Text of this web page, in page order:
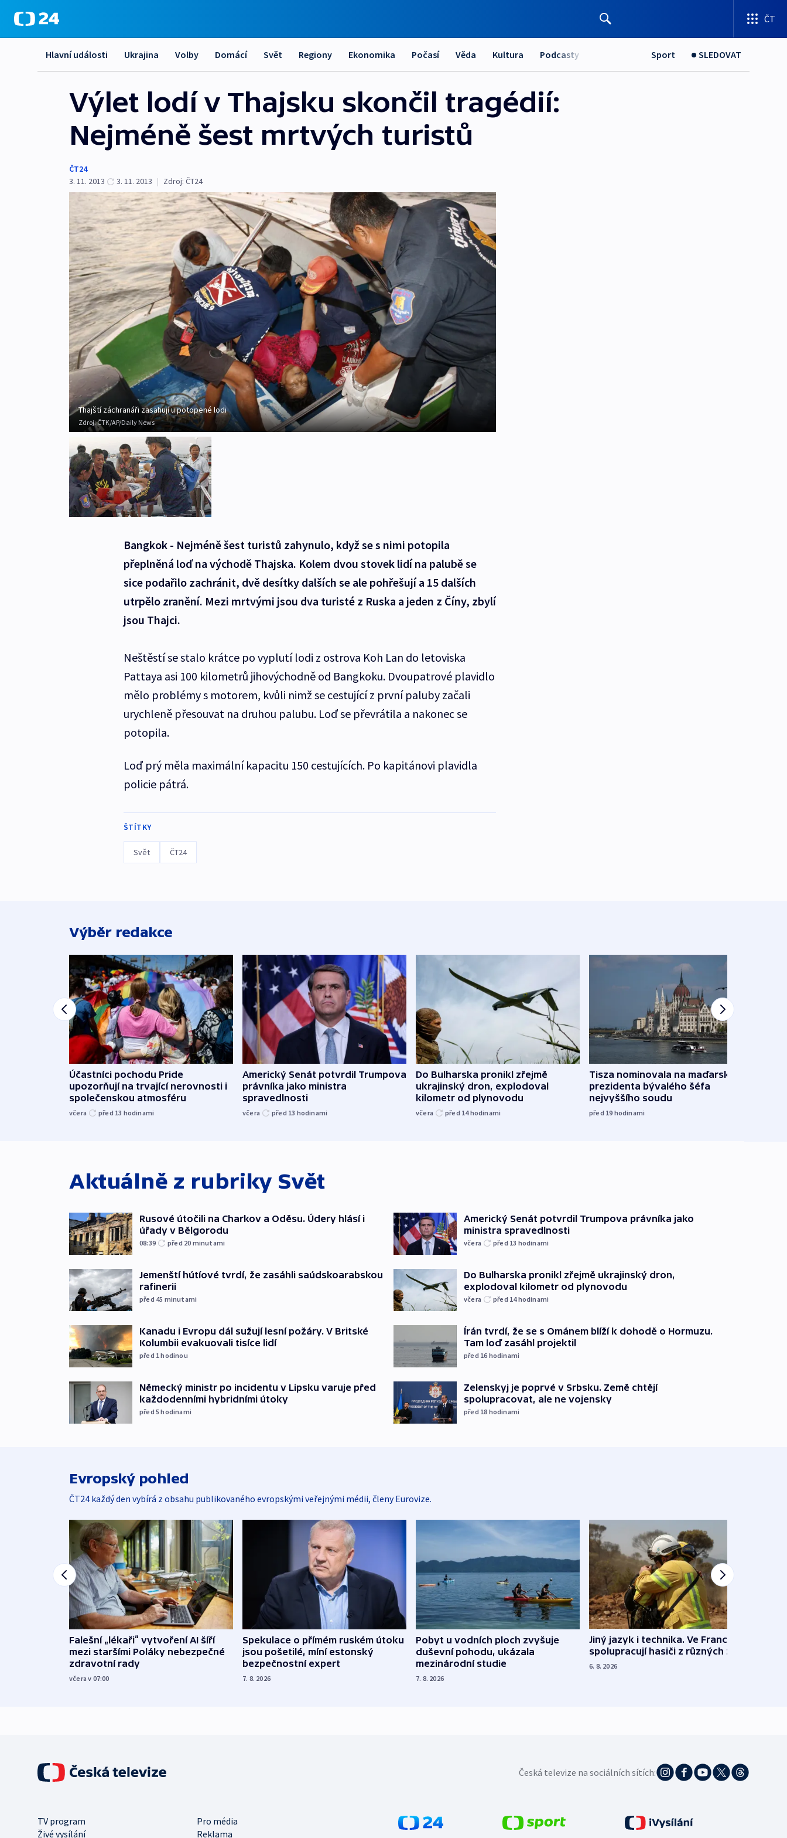
ČT
Hlavní události Ukrajina Volby Domácí Svět Regiony Ekonomika Počasí Věda Kultura Podcasty Sport SLEDOVAT
Výlet lodí v Thajsku skončil tragédií:
Nejméně šest mrtvých turistů
ČT24
3. 11. 2013
3. 11. 2013 | Zdroj: ČT24
Thajští záchranáři zasahují u potopené lodi
Zdroj:ČTK/AP/Daily News
Bangkok - Nejméně šest turistů zahynulo, když se s nimi potopila
přeplněná loď na východě Thajska. Kolem dvou stovek lidí na palubě se
sice podařilo zachránit, dvě desítky dalších se ale pohřešují a 15 dalších
utrpělo zranění. Mezi mrtvými jsou dva turisté z Ruska a jeden z Číny, zbylí
jsou Thajci.
Neštěstí se stalo krátce po vyplutí lodi z ostrova Koh Lan do letoviska
Pattaya asi 100 kilometrů jihovýchodně od Bangkoku. Dvoupatrové plavidlo
mělo problémy s motorem, kvůli nimž se cestující z první paluby začali
urychleně přesouvat na druhou palubu. Loď se převrátila a nakonec se
potopila.
Loď prý měla maximální kapacitu 150 cestujících. Po kapitánovi plavidla
policie pátrá.
ŠTÍTKY
Svět ČT24
Výběr redakce
Účastníci pochodu Pride
upozorňují na trvající nerovnosti i
společenskou atmosféru
včera před 13 hodinami
Americký Senát potvrdil Trumpova
právníka jako ministra
spravedlnosti
včera před 13 hodinami
Do Bulharska pronikl zřejmě
ukrajinský dron, explodoval
kilometr od plynovodu
včera před 14hodinami
Tisza nominovala na maďarského
prezidenta bývalého šéfa
nejvyššího soudu
před 19 hodinami
Aktuálně z rubriky Svět
Rusové útočili na Charkov a Oděsu. Údery hlásí i
úřady v Bělgorodu
08:39 před 20 minutami
Jemenští hútíové tvrdí, že zasáhli saúdskoarabskou
rafinerii
před 45 minutami
Kanadu i Evropu dál sužují lesní požáry. V Britské
Kolumbii evakuovali tisíce lidí
před 1hodinou
Německý ministr po incidentu v Lipsku varuje před
každodenními hybridními útoky
před 5hodinami
Americký Senát potvrdil Trumpova právníka jako
ministra spravedlnosti
včera před 13 hodinami
Do Bulharska pronikl zřejmě ukrajinský dron,
explodoval kilometr od plynovodu
včera před 14hodinami
Írán tvrdí, že se s Ománem blíží k dohodě o Hormuzu.
Tam loď zasáhl projektil
před 16 hodinami
Zelenskyj je poprvé v Srbsku. Země chtějí
spolupracovat, ale ne vojensky
před 18 hodinami
Evropský pohled
ČT24 každý den vybírá z obsahu publikovaného evropskými veřejnými médii, členy Eurovize.
Falešní „lékaři“ vytvoření AI šíří
mezi staršími Poláky nebezpečné
zdravotní rady
včera v 07:00
Spekulace o přímém ruském útoku
jsou pošetilé, míní estonský
bezpečnostní expert
7. 8. 2026
Pobyt u vodních ploch zvyšuje
duševní pohodu, ukázala
mezinárodní studie
7. 8. 2026
Jiný jazyk i technika. Ve Francii
spolupracují hasiči z různých zemí
6. 8. 2026
Česká televize na sociálních sítích:
TV program
Pro média
Živé vysílání
Reklama